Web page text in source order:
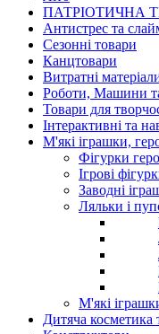
ПАТРІОТИЧНА
Антистрес та
Сезонні товари
Канцтовари
Витратні
Роботи, Машини
Товари для
Інтерактивні та
М'які іграшки,
Фігурки
Ігрові
Заводні
Ляльки і
М'які
Дитяча косметика